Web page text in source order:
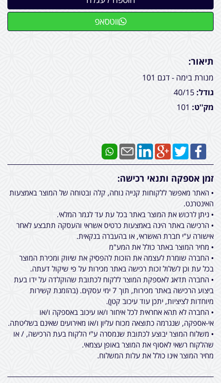
ווטסאפ
תיאור:
מנורת בימה - דגם 101
גודל: 40/15
מק''ט:
זמן אספקה ותנאי רכישה:
• האתר מאפשר ללקוחות קנייה נוחה, קלה ובטוחה של המוצר באמצעות
האינטרנט.
• ניתן לרכוש את המוצר באתר בכל עת עד לגמר המלאי.
• הרכישה באתר הינה באמצעות כרטיס אשראי והעסקה תתבצע לאחר
אישורה ע"י חברת האשראי, או בהעברה בנקאית.
• מחיר המוצר באתר כולל את המע"מ
• החברה שומרת לעצמה את הזכות להפסיק את שיווק ומכירת המוצר
בכל עת וכן לשלול זכות רכישה באתר מכירות על פי שיקול דעתה.
• החברה תדאג לאספקת המוצר ללקוח לכתובת שהוקלדה על ידו בעת
ביצוע הרכישה באתר מכירות, תוך 7 ימי עסקים. (בהזמנת קשירות
מיוחדות לציציות, יתכן עוד עיכוב קטן).
• החברה לא תהא אחראית לכל איחור ו/או עיכוב באספקה ו/או
אי-אספקה, שנגרמה כתוצאה מכוח עליון ו/או מאירועים שאינם בשליטתה.
• משלוח המוצר יבוצע לכתובת שנמסרה ע"י הלקוח בעת הרכישה, / או
שהלקוח רשאי לאסוף את המוצר באופן עצמאי.
מחיר המוצר אינו כולל את עלות המשלוח.